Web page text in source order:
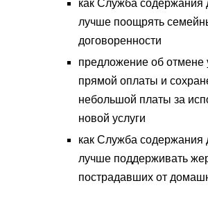
как Служба содержания
лучше поощрять
договоренности
предложение об отмене
прямой оплаты и
небольшой платы за
новой услуги
как Служба содержания
лучше поддерживать
пострадавших от